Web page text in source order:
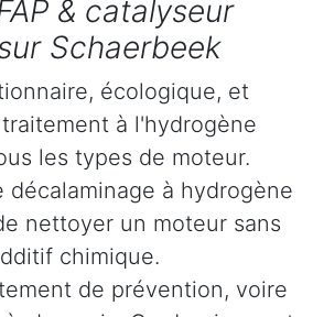
& catalyseur
Schaerbeek
écologique, et
à l'hydrogène
les types de moteur.
décalaminage à hydrogène
nettoyer un moteur sans
chimique.
de prévention, voire